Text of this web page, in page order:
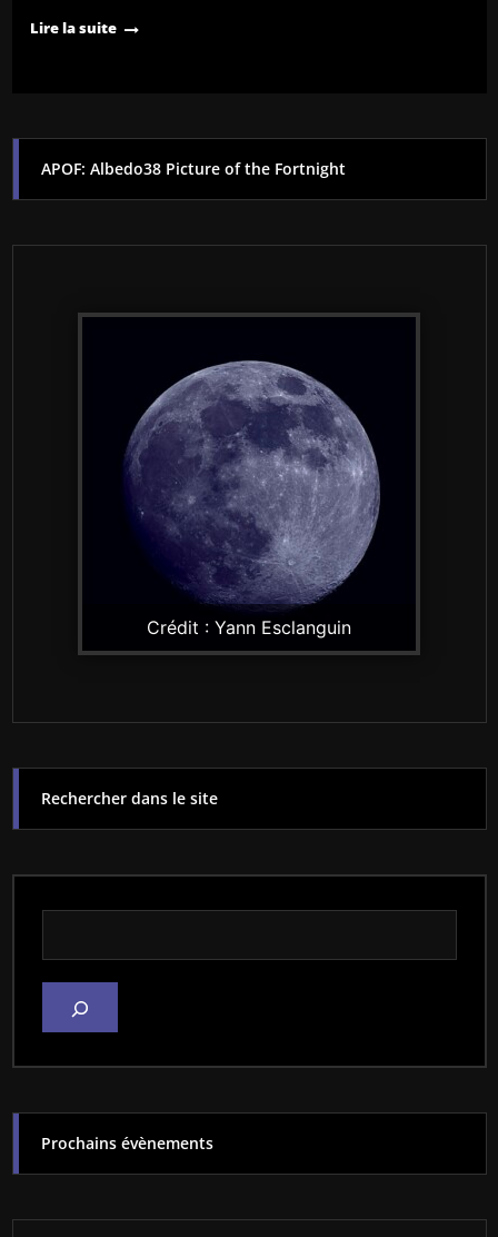
Lire la suite
APOF: Albedo38 Picture of the Fortnight
Crédit : Yann Esclanguin
Rechercher dans le site
Rechercher dans le site
Prochains évènements